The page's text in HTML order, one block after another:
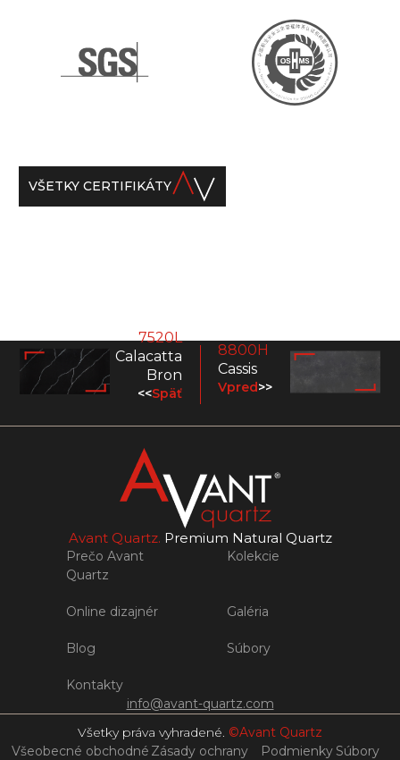
VŠETKY CERTIFIKÁTY
7520L
Calacatta
Bron
<<Späť
8800H
Cassis
Vpred>>
Avant Quartz. Premium Natural Quartz
Prečo Avant
Quartz
Kolekcie
Online dizajnér Galéria
Blog Súbory
Kontakty
info@avant-quartz.com
Všetky práva vyhradené. ©Avant Quartz
Všeobecné obchodné Zásady ochrany Podmienky Súbory